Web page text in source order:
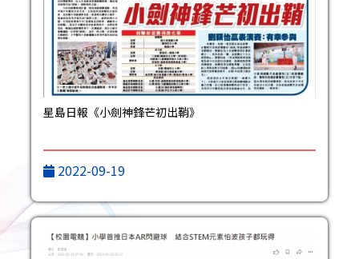
星島日報《小劍神鋒芒初出鞘》
2022-09-19